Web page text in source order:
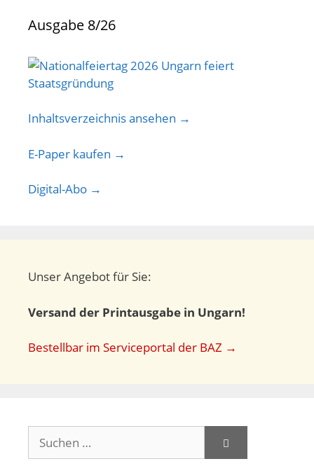
Ausgabe 8/26
Inhaltsverzeichnis ansehen →
E-Paper kaufen →
Digital-Abo →
Unser Angebot für Sie:
Versand der Printausgabe in Ungarn!
Bestellbar im Serviceportal der BAZ →
Suchen
nach: